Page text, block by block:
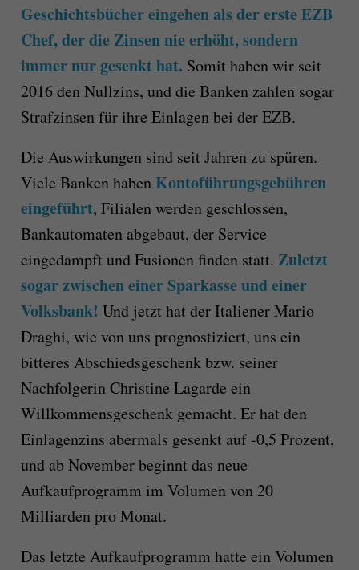
Geschichtsbücher eingehen als der erste EZB
Chef, der die Zinsen nie erhöht, sondern
immer nur gesenkt hat. Somit haben wir seit
2016 den Nullzins, und die Banken zahlen sogar
Strafzinsen für ihre Einlagen bei der EZB.
Die Auswirkungen sind seit Jahren zu spüren.
Viele Banken haben Kontoführungsgebühren
eingeführt, Filialen werden geschlossen,
Bankautomaten abgebaut, der Service
eingedampft und Fusionen finden statt. Zuletzt
sogar zwischen einer Sparkasse und einer
Volksbank! Und jetzt hat der Italiener Mario
Draghi, wie von uns prognostiziert, uns ein
bitteres Abschiedsgeschenk bzw. seiner
Nachfolgerin Christine Lagarde ein
Willkommensgeschenk gemacht. Er hat den
Einlagenzins abermals gesenkt auf -0,5 Prozent,
und ab November beginnt das neue
Aufkaufprogramm im Volumen von 20
Milliarden pro Monat.
Das letzte Aufkaufprogramm hatte ein Volumen